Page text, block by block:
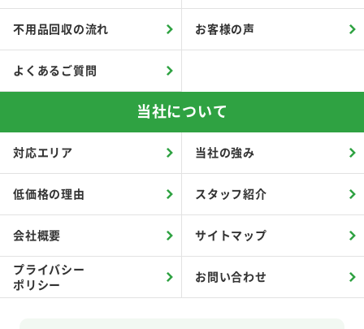
不用品回収の流れ お客様の声
よくあるご質問
当社について
対応エリア 当社の強み
低価格の理由 スタッフ紹介
会社概要 サイトマップ
プライバシー
ポリシー
お問い合わせ